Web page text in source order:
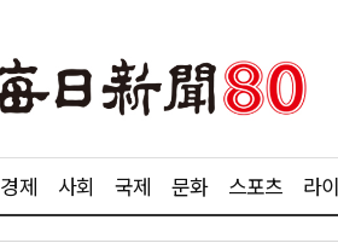
경제 사회 국제 문화 스포츠 라